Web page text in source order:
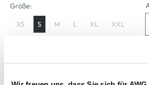
Größe:
XS S M L XL XXL